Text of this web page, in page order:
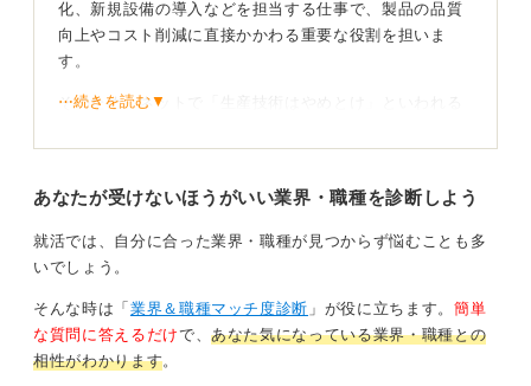
興味を持ったのであれば、自身で深く調べて判断するこ
とが重要です。具体的には、OB・OG訪問、会社説明会
への参加、企業のWebサイトの隅々まで読み込むなど、
のマッチングアプリを使えば、特定の職種の人から直接
に合うかどうかを主体的に判断できるようになるはずで
るかもしれない仕事への扉を自ら閉ざしてしまうのは、
あまりにももったいないことだと思います。
0
化、新規設備の導入などを担当する仕事で、製品の品質
向上やコスト削減に直接かかわる重要な役割を担いま
す。
そのため、ネットで「生産技術はやめとけ」といわれる
や休日出勤が発生することが少なくなく、急な対応を求
広い知識や調整力が求められ、社内外の多くの関係者と
折衝する必要があるため、精神的な負担を感じることも
あるでしょう。
自分の価値観に合うかが大切！ 現場の声も参考に判
⋯続きを読む▼
あなたが受けないほうがいい業界・職種を診断しよう
就活では、自分に合った業界・職種が見つからず悩むことも多
いでしょう。
そんな時は「 業界＆職種マッチ度診断 」が役に立ちます。 簡単
な質問に答えるだけで、あなた気になっている業界・職種との
相性がわかります。